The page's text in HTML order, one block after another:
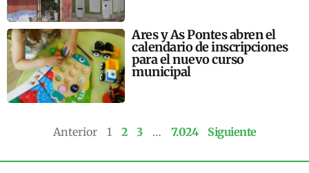
Ares y As Pontes abren el
calendario de inscripciones
para el nuevo curso
municipal
Anterior 1 2 3 … 7.024 Siguiente